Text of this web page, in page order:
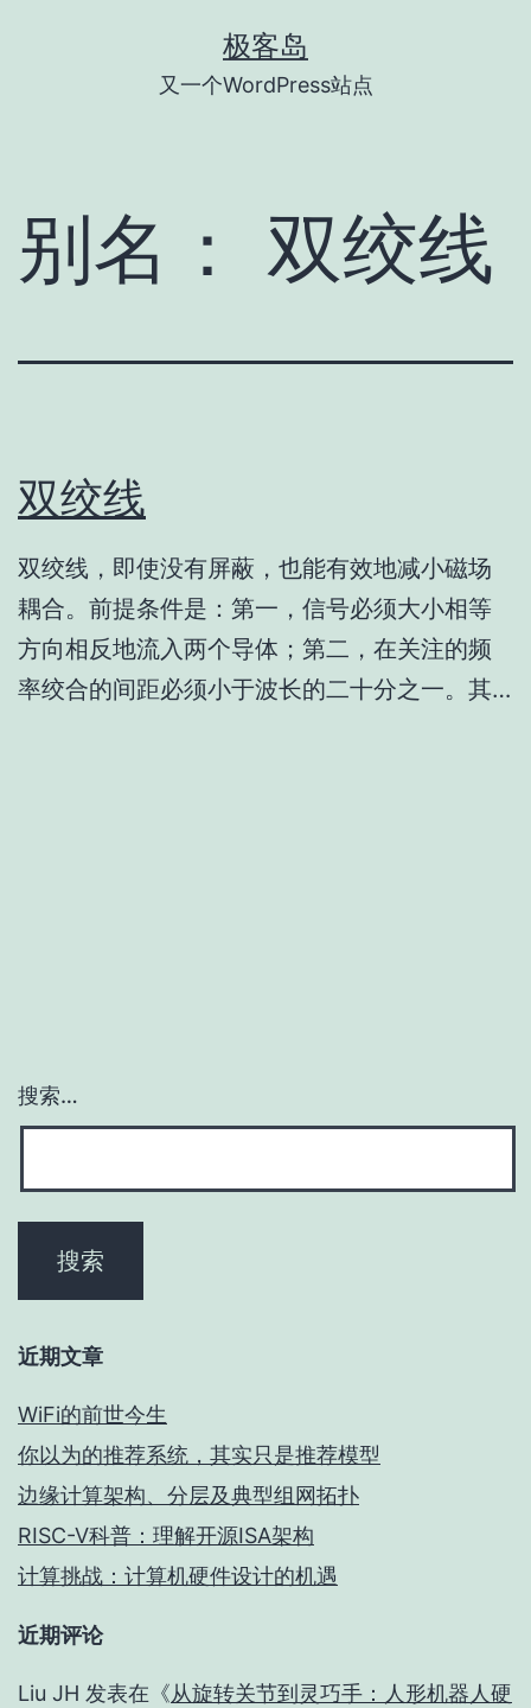
极客岛
又一个WordPress站点
别名： 双绞线
双绞线
双绞线，即使没有屏蔽，也能有效地减小磁场
耦合。前提条件是：第一，信号必须大小相等
方向相反地流入两个导体；第二，在关注的频
率绞合的间距必须小于波长的二十分之一。其…
搜索…
近期文章
WiFi的前世今生
你以为的推荐系统，其实只是推荐模型
边缘计算架构、分层及典型组网拓扑
RISC-V科普：理解开源ISA架构
计算挑战：计算机硬件设计的机遇
近期评论
Liu JH 发表在《从旋转关节到灵巧手：人形机器人硬